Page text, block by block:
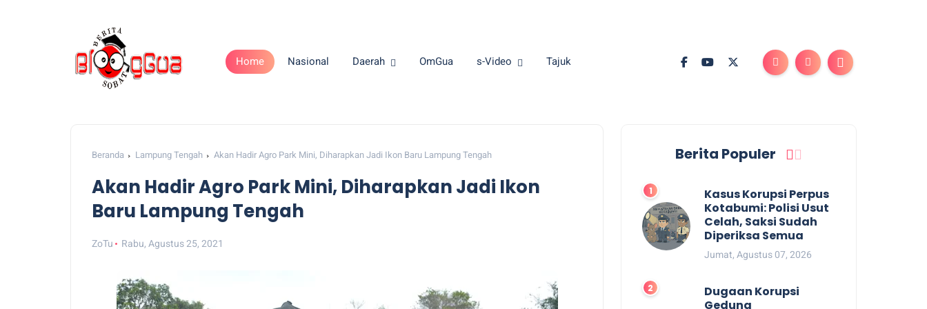
Home Nasional Daerah OmGua s-Video Tajuk
Beranda Lampung Tengah Akan Hadir Agro Park Mini, Diharapkan Jadi Ikon Baru Lampung Tengah
Akan Hadir Agro Park Mini, Diharapkan Jadi Ikon
Baru Lampung Tengah
ZoTu Rabu, Agustus 25, 2021
Berita Populer
Kasus Korupsi Perpus
Kotabumi: Polisi Usut
Celah, Saksi Sudah
Diperiksa Semua
Jumat, Agustus 07, 2026
Dugaan Korupsi
Gedung